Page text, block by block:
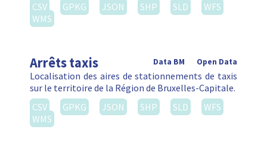
CSV
GPKG JSON SHP SLD
WFS
WMS
Arrêts taxis Open Data
Data BM
Localisation des aires de stationnements de taxis
sur le territoire de la Région de Bruxelles-Capitale.
CSV
GPKG JSON SHP SLD
WFS
WMS